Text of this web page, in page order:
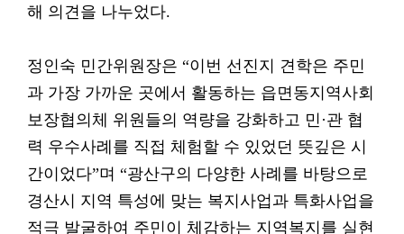
해 의견을 나누었다.
정인숙 민간위원장은 “이번 선진지 견학은 주민
과 가장 가까운 곳에서 활동하는 읍면동지역사회
보장협의체 위원들의 역량을 강화하고 민·관 협
력 우수사례를 직접 체험할 수 있었던 뜻깊은 시
간이었다”며 “광산구의 다양한 사례를 바탕으로
경산시 지역 특성에 맞는 복지사업과 특화사업을
적극 발굴하여 주민이 체감하는 지역복지를 실현